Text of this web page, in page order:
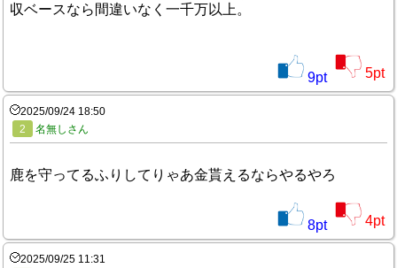
収ベースなら間違いなく一千万以上。
9pt 5pt
2025/09/24 18:50
2
名無しさん
鹿を守ってるふりしてりゃあ金貰えるならやるやろ
8pt 4pt
2025/09/25 11:31